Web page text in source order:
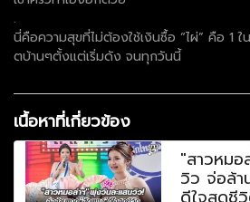
.
นี่คือความสุขที่ไม่ต้องใช้เงินซื้อ “ไผ่” คือ 1
ตบ้านๆตั้งแต่เริ่มดัง จนทุกวันนี้
เนื้อหาที่เกี่ยวข้อง
"สาวหม
วิว จ่อล้